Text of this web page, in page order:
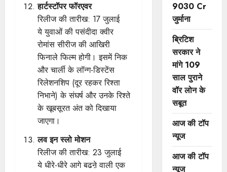
हार्टस्टॉपर फॉरएवर
रिलीज की तारीख: 17 जुलाई
ये युवाओं की पसंदीदा क्वीर
रोमांस सीरीज की आखिरी
फिनाले फिल्म होगी। इसमें निक
और चार्ली के लॉन्ग-डिस्टेंस
रिलेशनशिप (दूर रहकर रिश्ता
निभाने) के संघर्ष और उनके रिश्ते
के खूबसूरत अंत को दिखाया
जाएगा।
लव इन स्लो मोशन
रिलीज की तारीख: 23 जुलाई
ये धीरे-धीरे आगे बढऩे वाली एक
9030 Cr
जुर्माना
ब्रिटिश
सरकार ने
मांगे 109
साल पुराने
वॉर लोन के
सबूत
आज की टॉप
न्यूज
आज की टॉप
न्यूज